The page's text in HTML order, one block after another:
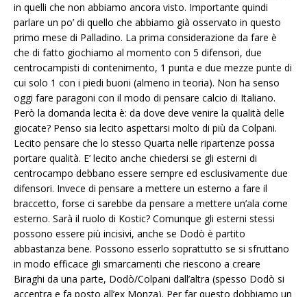
in quelli che non abbiamo ancora visto. Importante quindi
parlare un po’ di quello che abbiamo già osservato in questo
primo mese di Palladino. La prima considerazione da fare è
che di fatto giochiamo al momento con 5 difensori, due
centrocampisti di contenimento, 1 punta e due mezze punte di
cui solo 1 con i piedi buoni (almeno in teoria). Non ha senso
oggi fare paragoni con il modo di pensare calcio di Italiano.
Però la domanda lecita è: da dove deve venire la qualità delle
giocate? Penso sia lecito aspettarsi molto di più da Colpani.
Lecito pensare che lo stesso Quarta nelle ripartenze possa
portare qualità. E’ lecito anche chiedersi se gli esterni di
centrocampo debbano essere sempre ed esclusivamente due
difensori. Invece di pensare a mettere un esterno a fare il
braccetto, forse ci sarebbe da pensare a mettere un’ala come
esterno. Sarà il ruolo di Kostic? Comunque gli esterni stessi
possono essere più incisivi, anche se Dodò è partito
abbastanza bene. Possono esserlo soprattutto se si sfruttano
in modo efficace gli smarcamenti che riescono a creare
Biraghi da una parte, Dodò/Colpani dall’altra (spesso Dodò si
accentra e fa posto all’ex Monza). Per far questo dobbiamo un